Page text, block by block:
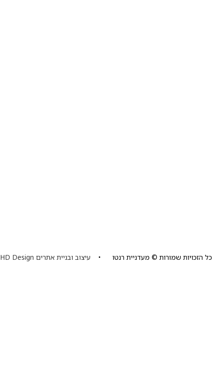
כל הזכויות שמורות © מעדניית רנטו • עיצוב ובניית אתרים HD Design